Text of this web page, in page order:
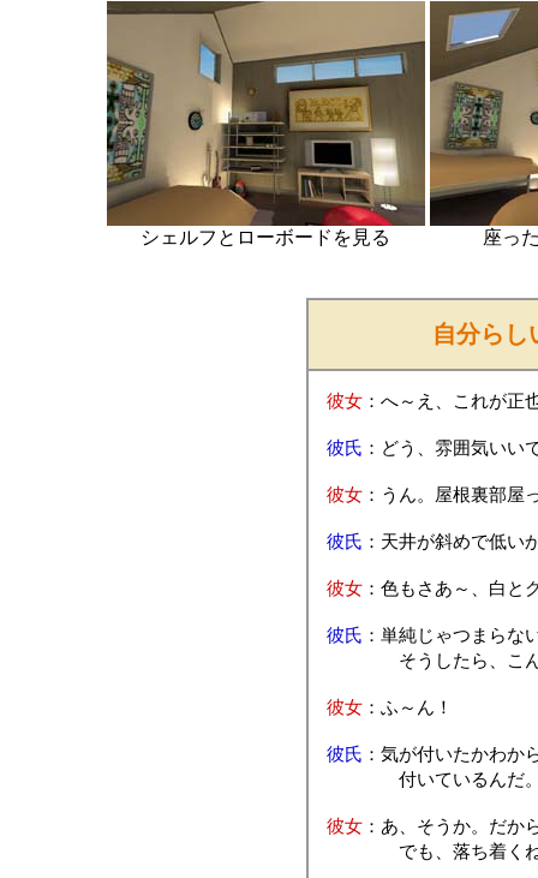
シェルフとローボードを見る 座っ
自分らし
彼女 ：へ～え、これが正
彼氏 ：どう、雰囲気いい
彼女 ：うん。屋根裏部屋
彼氏 ：天井が斜めで低い
彼女 ：色もさあ～、白と
彼氏 ：単純じゃつまらな
そうしたら、こんな
彼女 ：ふ～ん！
彼氏 ：気が付いたかわか
付いているんだ
彼女 ：あ、そうか。だか
でも、落ち着く